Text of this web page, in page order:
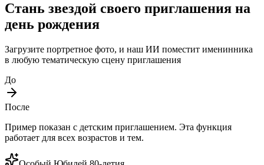
Стань звездой своего приглашения на
день рождения
Загрузите портретное фото, и наш ИИ поместит именинника
в любую тематическую сцену приглашения
До
После
Пример показан с детским приглашением. Эта функция
работает для всех возрастов и тем.